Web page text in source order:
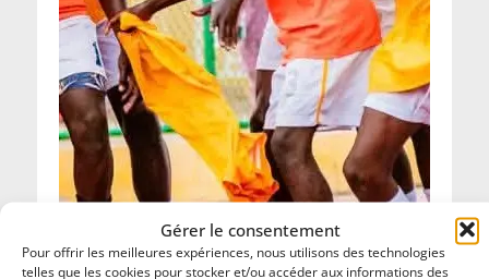
Gérer le consentement
Pour offrir les meilleures expériences, nous utilisons des technologies
telles que les cookies pour stocker et/ou accéder aux informations des